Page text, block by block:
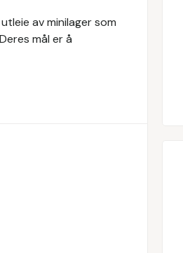
av minilager som
mål er å